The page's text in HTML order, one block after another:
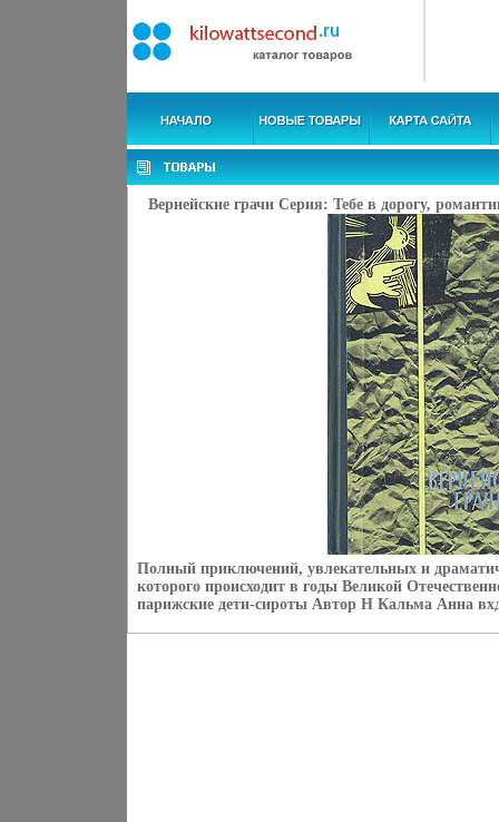
Вернейские грачи Серия: Тебе в дорогу,
Полный приключений, увлекательных и
которого происходит в годы Великой
парижские дети-сироты Автор Н Кальма Анна